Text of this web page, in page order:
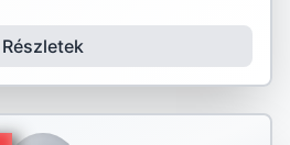
Részletek